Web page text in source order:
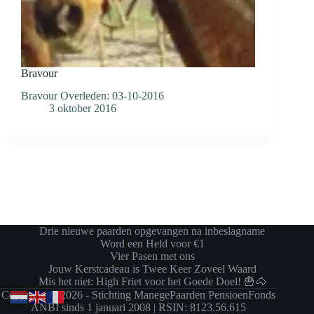
Bravour
Bravour Overleden: 03-10-2016
3 oktober 2016
Drie nieuwe paarden opgevangen na inbeslagname
Word een Held voor €1
Vier Pasen met ons
Jouw Kerstcadeau is Twee Keer Zoveel Waard
Mis het niet: High Friet voor het Goede Doel! 🍟🐴
Copyright © 2026 - Stichting ManegePaarden PensioenFonds
ANBI sinds 1 januari 2008 | RSIN: 8123.56.615